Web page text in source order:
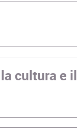
cultura e il